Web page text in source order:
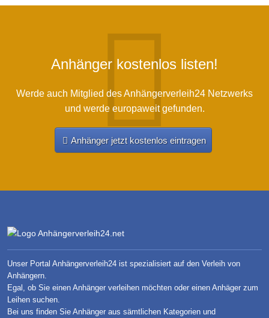
Anhänger kostenlos listen!
Werde auch Mitglied des Anhängerverleih24 Netzwerks
und werde europaweit gefunden.
Anhänger jetzt kostenlos eintragen
Unser Portal Anhängerverleih24 ist spezialisiert auf den Verleih von
Anhängern.
Egal, ob Sie einen Anhänger verleihen möchten oder einen Anhäger zum
Leihen suchen.
Bei uns finden Sie Anhänger aus sämtlichen Kategorien und